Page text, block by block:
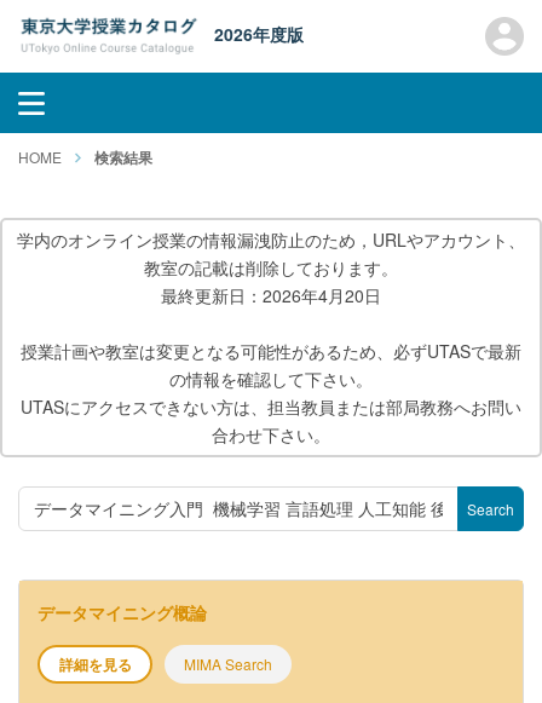
2026年度版
HOME 検索結果
学内のオンライン授業の情報漏洩防止のため，URLやアカウント、
教室の記載は削除しております。
最終更新日：2026年4月20日
授業計画や教室は変更となる可能性があるため、必ずUTASで最新
の情報を確認して下さい。
UTASにアクセスできない方は、担当教員または部局教務へお問い
合わせ下さい。
Search
データマイニング概論
詳細を見る MIMA Search